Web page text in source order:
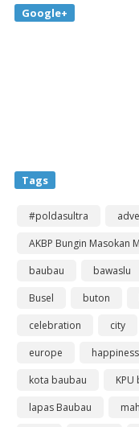
Google+
Tags
#poldasultra
AKBP Bungin Masokan
baubau
bawaslu
Busel
buton
celebration
city
europe
happiness
kota baubau
KPU
lapas Baubau